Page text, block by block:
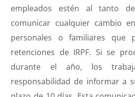
empleados estén al tanto
comunicar cualquier cambio
personales o familiares que
retenciones de IRPF. Si se
durante el año, los
responsabilidad de informar a